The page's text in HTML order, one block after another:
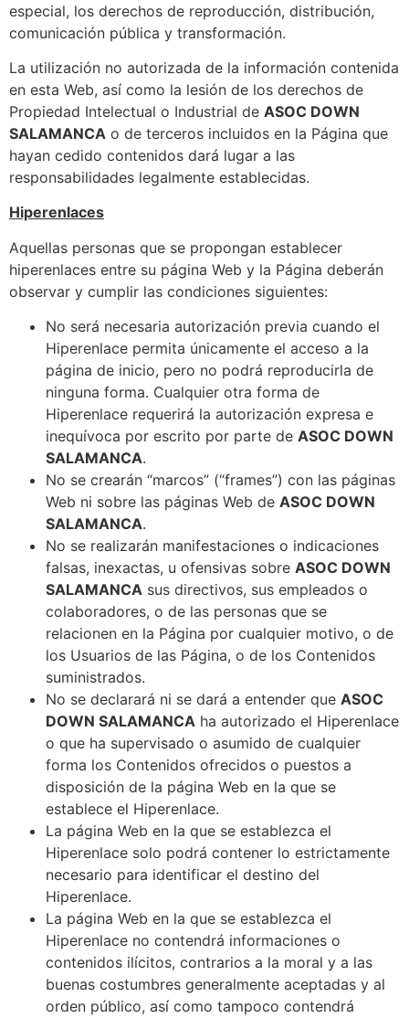
especial, los derechos de reproducción, distribución,
comunicación pública y transformación.
La utilización no autorizada de la información contenida
en esta Web, así como la lesión de los derechos de
Propiedad Intelectual o Industrial de ASOC DOWN
SALAMANCA o de terceros incluidos en la Página que
hayan cedido contenidos dará lugar a las
responsabilidades legalmente establecidas.
Hiperenlaces
Aquellas personas que se propongan establecer
hiperenlaces entre su página Web y la Página deberán
observar y cumplir las condiciones siguientes:
No será necesaria autorización previa cuando el
Hiperenlace permita únicamente el acceso a la
página de inicio, pero no podrá reproducirla de
ninguna forma. Cualquier otra forma de
Hiperenlace requerirá la autorización expresa e
inequívoca por escrito por parte de ASOC DOWN
SALAMANCA.
No se crearán “marcos” (“frames”) con las páginas
Web ni sobre las páginas Web de ASOC DOWN
SALAMANCA.
No se realizarán manifestaciones o indicaciones
falsas, inexactas, u ofensivas sobre ASOC DOWN
SALAMANCA sus directivos, sus empleados o
colaboradores, o de las personas que se
relacionen en la Página por cualquier motivo, o de
los Usuarios de las Página, o de los Contenidos
suministrados.
No se declarará ni se dará a entender que ASOC
DOWN SALAMANCA ha autorizado el Hiperenlace
o que ha supervisado o asumido de cualquier
forma los Contenidos ofrecidos o puestos a
disposición de la página Web en la que se
establece el Hiperenlace.
La página Web en la que se establezca el
Hiperenlace solo podrá contener lo estrictamente
necesario para identificar el destino del
Hiperenlace.
La página Web en la que se establezca el
Hiperenlace no contendrá informaciones o
contenidos ilícitos, contrarios a la moral y a las
buenas costumbres generalmente aceptadas y al
orden público, así como tampoco contendrá